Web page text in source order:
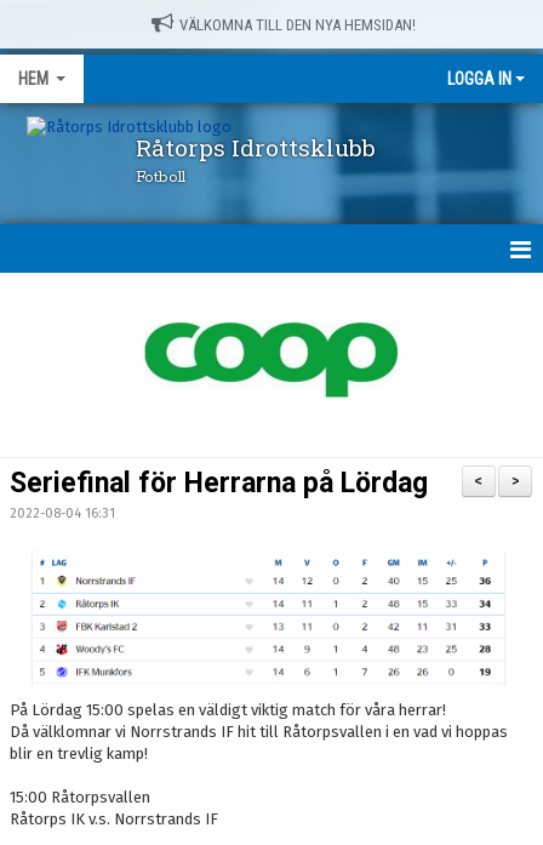
VÄLKOMNA TILL DEN NYA HEMSIDAN!
HEM LOGGA IN
Råtorps Idrottsklubb
Fotboll
RÅTORPSPRODUKTER
KANSLI
KALENDER
VÅRA LAG/TRÄNARE
SPONSORER
FOLKSAM IDROTTSSKADOR (LÄNK)
>
<
Seriefinal för Herrarna på Lördag
2022-08-04 16:31
På Lördag 15:00 spelas en väldigt viktig match för våra herrar!
Då välklomnar vi Norrstrands IF hit till Råtorpsvallen i en vad vi hoppas
blir en trevlig kamp!
15:00 Råtorpsvallen
Råtorps IK v.s. Norrstrands IF